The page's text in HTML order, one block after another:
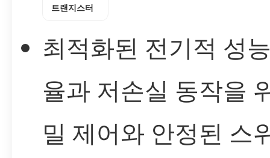
트랜지스터
최적화된 전기적 성
율과 저손실 동작을
밀 제어와 안정된 스